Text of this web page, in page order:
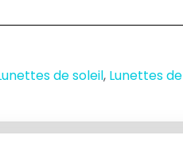
de soleil, Lunettes de